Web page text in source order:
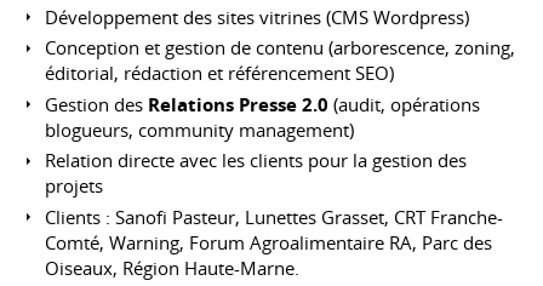
Développement des sites vitrines (CMS Wordpress)
Conception et gestion de contenu (arborescence, zoning,
éditorial, rédaction et référencement SEO)
Gestion des Relations Presse 2.0 (audit, opérations
blogueurs, community management)
Relation directe avec les clients pour la gestion des
projets
Clients : Sanofi Pasteur, Lunettes Grasset, CRT Franche-
Comté, Warning, Forum Agroalimentaire RA, Parc des
Oiseaux, Région Haute-Marne.